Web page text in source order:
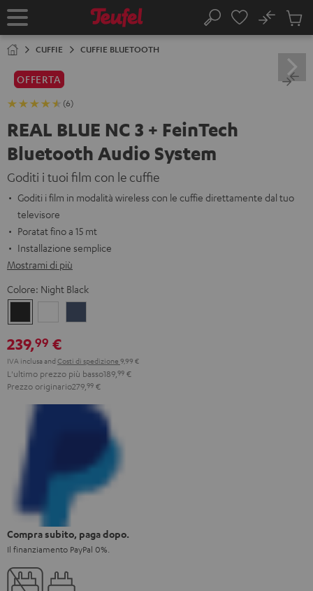
AL
Pagina
Cerca
No
CUFFIE CUFFIE BLUETOOTH
OFFERTA
(6)
REAL BLUE NC 3 + FeinTech
Bluetooth Audio System
Goditi i tuoi film con le cuffie
Goditi i film in modalità wireless con le cuffie direttamente dal tuo
televisore
Poratat fino a 15 mt
Installazione semplice
Mostrami di più
Colore: Night Black
Black
White
239,99 €
IVA inclusa and Costi di spedizione 9,99 €
L'ultimo prezzo più basso189, 99 €
Prezzo originario279, 99 €
Compra subito, paga dopo.
Il finanziamento PayPal 0%.